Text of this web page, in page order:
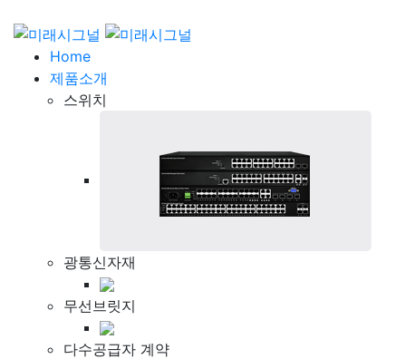
Home
제품소개
스위치
광통신자재
무선브릿지
다수공급자 계약